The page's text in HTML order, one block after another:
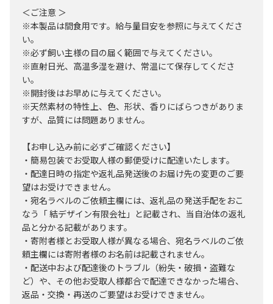
＜ご注意 ＞
※本製品は間食用です。給与量目安を参照に与えてくださ
い。
※必ず飼い主様の目の届く範囲で与えてください。
※直射日光、高温多湿を避け、常温にて保存してくださ
い。
※開封後はお早めに与えてください。
※天然素材の特性上、色、形状、香りにばらつきがありま
すが、品質には問題ありません。
【お申し込み前に必ずご確認ください】
・簡易包装でお受取人様の郵便受けに配達いたします。
・配達日時の指定や返礼品発送後のお届け先の変更のご要
望はお受けできません。
・宛名ラベルのご依頼主欄には、返礼品の発送手配をおこ
なう「 結デザイン有限会社」と記載され、当自治体の返礼
品と分かる記載があります。
・寄附者様とお受取人様が異なる場合、宛名ラベルのご依
頼主欄には寄附者様のお名前は記載されません。
・配送中および配達後のトラブル（紛失・破損・盗難な
ど）や、その他お受取人様都合で配達できなかった場合、
返品・交換・再送のご要望はお受けできません。